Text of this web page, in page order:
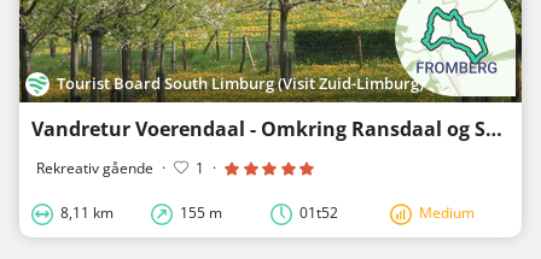
Tourist Board South Limburg (Visit Zuid-Limburg)
Vandretur Voerendaal - Omkring Ransdaal og Schin op Geul
Rekreativ gående · 1 ·
8,11 km 155 m 01t52 Medium